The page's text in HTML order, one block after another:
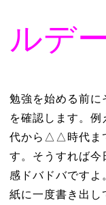
ルデ
勉強を始める前に
を確認します。
代から△△時代ま
す。そうすれば今
感ドバドバですよ
紙に一度書き出し